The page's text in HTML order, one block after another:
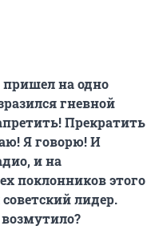
на одно
гневной
Прекратить
Я говорю! И
и на
поклонников этого
лидер.